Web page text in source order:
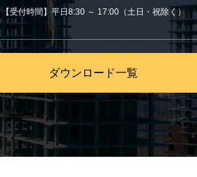
【受付時間】平日8:30 ～ 17:00（土日・祝除く）
ダウンロード一覧